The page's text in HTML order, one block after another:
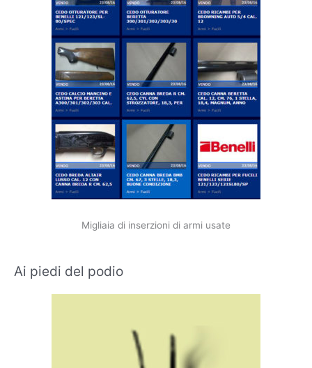
Migliaia di inserzioni di armi usate
Ai piedi del podio